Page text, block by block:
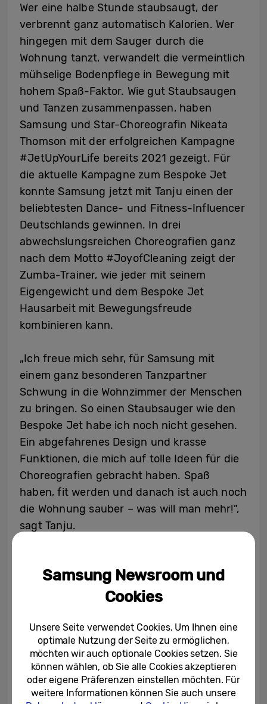
Wer eine halbe Stunde staubsaugt, der
verbrennt ganz automatisch Kalorien. Wer
hingegen mit dem Sauger durch die
Wohnung tanzt, verwandelt die vermeintlich
mühselige Bodenpflege in Bewegung mit
hohem Spaß-Faktor. Wie gut Staubsaugen
und Tanzen zusammenpassen, haben
Samsung und Star-Choreografin Nikeata
Thomson mit der erfolgreichen Kampagne
#JetUpYourLife bereits 2021 gezeigt. Für
die aktuelle Kampagne zum Bespoke Jet
konnte Samsung jetzt mit Tanju einen der
beliebtesten Dance- und Fitness-Influencer
Deutschlands gewinnen. In drei
abwechslungsreichen Choreografien ganz
nach dem Motto #JoyofCleaning zeigt der
Zumba-Trainer, wie jeder mit seinem
Eigengewicht und dem Bespoke Jet
Hausarbeit mit Bewegungsfreude
kombinieren kann.
„Ich freue mich sehr, für Samsung mit
einem ganz besonderen Tanzpartner
Schwung in die Wohnzimmer der Menschen
zu bringen. So einen Staubsauger wie den
Bespoke Jet habe ich noch nicht gesehen.
Ein abgefahrenes Design und krasse
Funktionen, die mich auf tolle Ideen für die
Choreografien gebracht haben. Spaß
haben, fit werden und danach ist auch noch
die Wohnung sauber – was will man mehr!”,
sagt Tanju.
Kniebeugen, Ausfallschritten, Armbeugen
und mehr zu einem Trainingsprogramm,
blitzblank ist. Vom Teppich, aufs Parkett und
auf die Fließen und von kleinen
Staubmäusen bis hin zu Tierfell oder einer
Pfütze Saft – nichts kann Tanju und den
Bespoke Jet in ihrem Workout aufhalten
Samsung Newsroom und
Cookies
Unsere Seite verwendet Cookies. Um Ihnen eine
optimale Nutzung der Seite zu ermöglichen,
möchten wir auch optionale Cookies setzen. Sie
können wählen, ob Sie alle Cookies akzeptieren
oder eigene Präferenzen einstellen möchten. Für
weitere Informationen können Sie auch unsere